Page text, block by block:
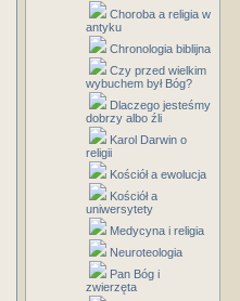
Choroba a religia w
antyku
Chronologia biblijna
Czy przed wielkim
wybuchem był Bóg?
Dlaczego jesteśmy
dobrzy albo źli
Karol Darwin o
religii
Kościół a ewolucja
Kościół a
uniwersytety
Medycyna i religia
Neuroteologia
Pan Bóg i
zwierzęta